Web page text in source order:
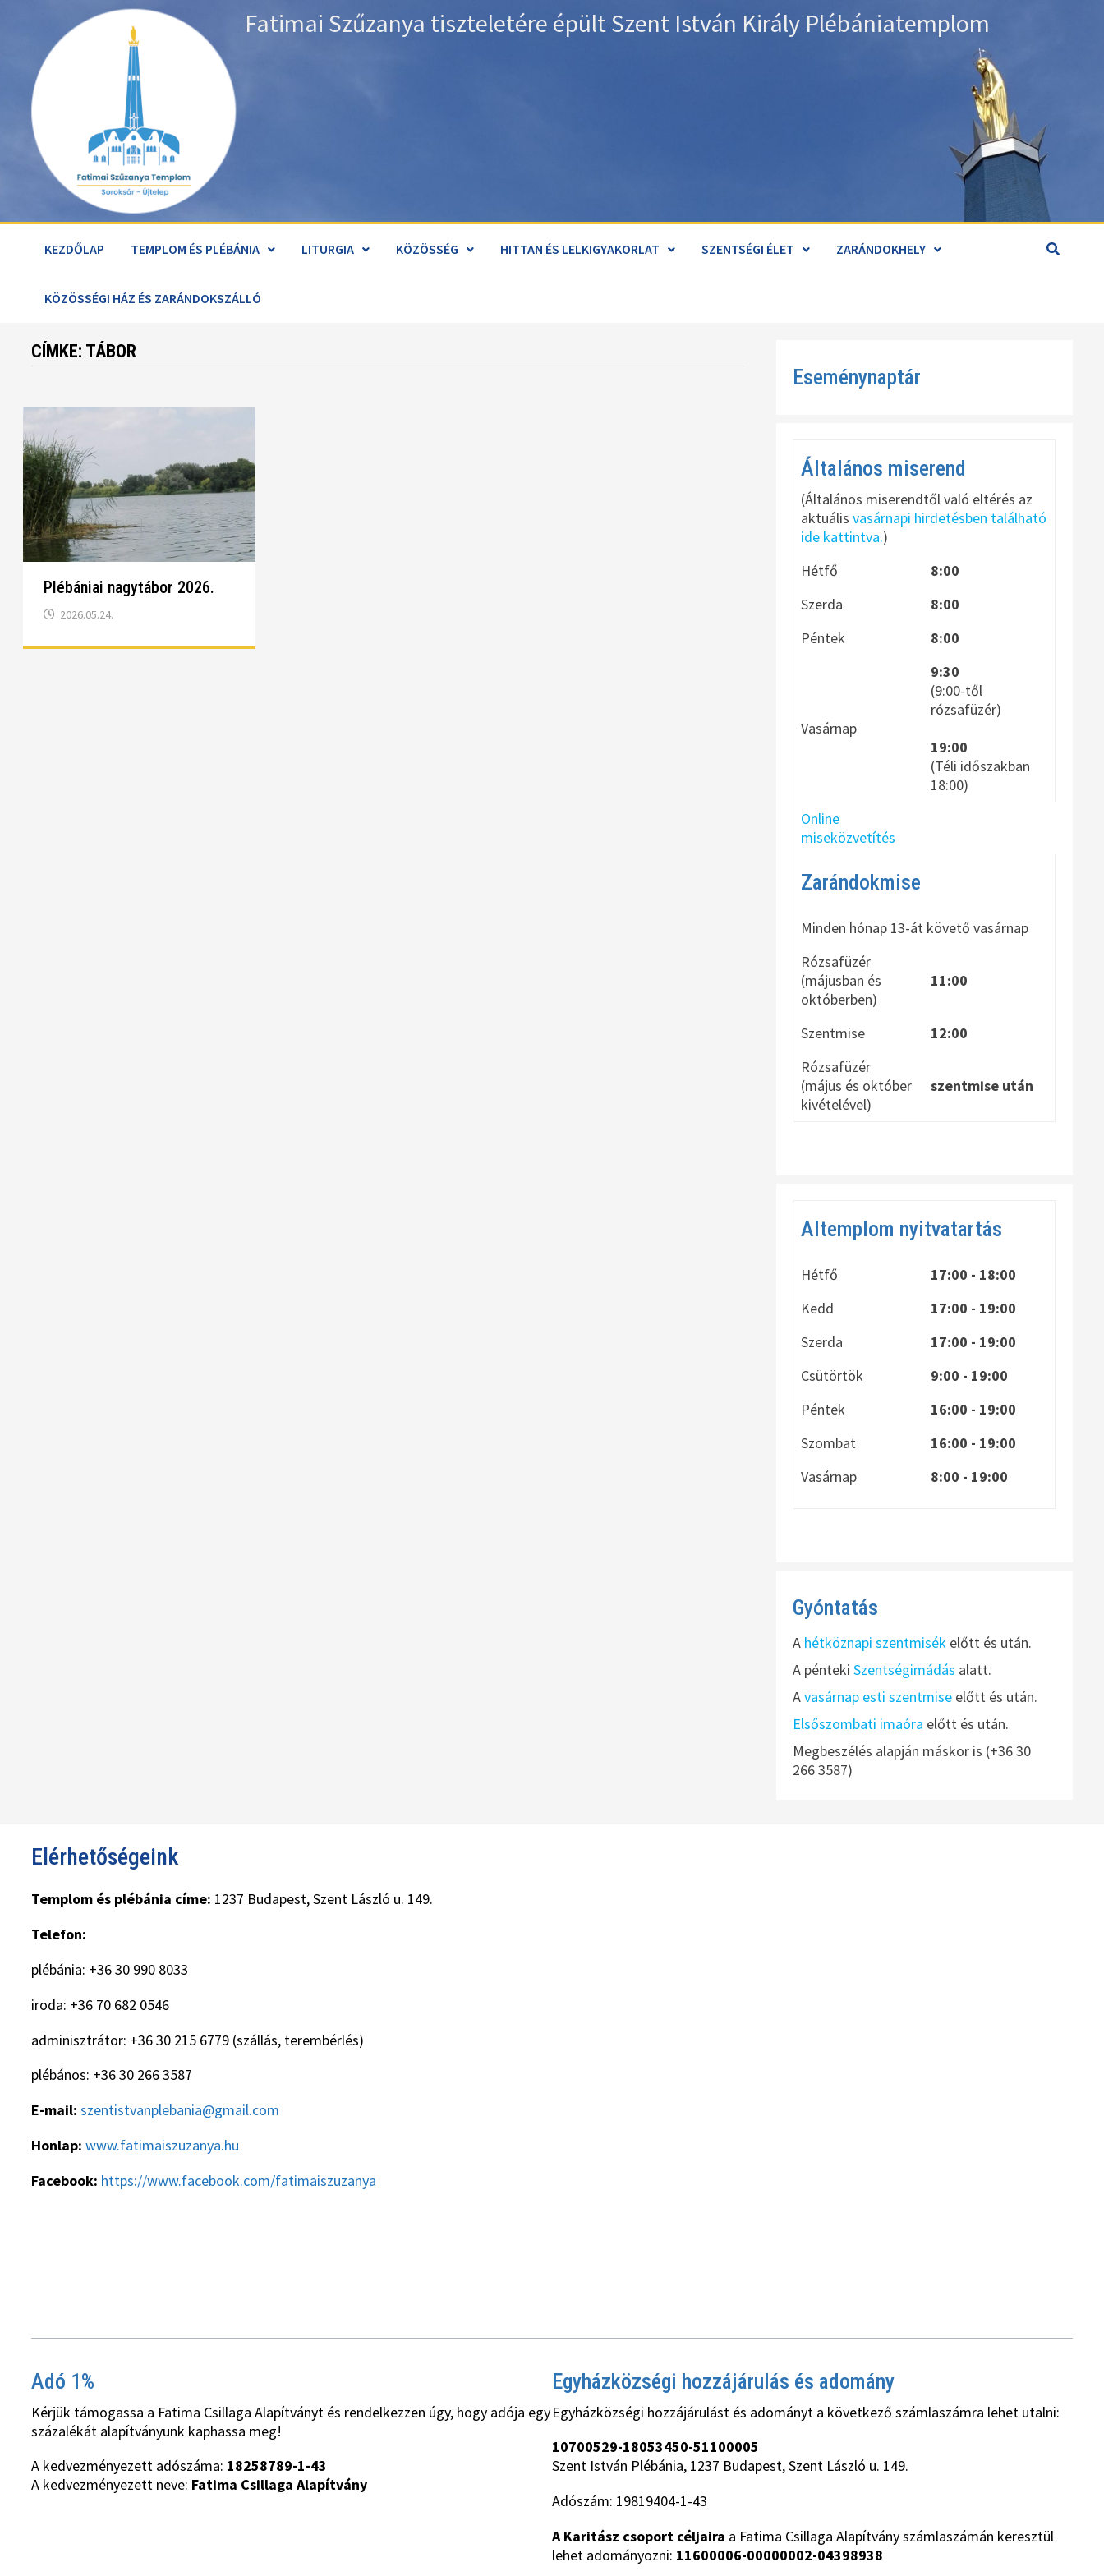
Fatimai Szűzanya tiszteletére épült Szent István Király Plébániatemplom
KEZDŐLAP TEMPLOM ÉS PLÉBÁNIA LITURGIA KÖZÖSSÉG HITTAN ÉS LELKIGYAKORLAT SZENTSÉGI ÉLET ZARÁNDOKHELY
KÖZÖSSÉGI HÁZ ÉS ZARÁNDOKSZÁLLÓ
CÍMKE: TÁBOR
Plébániai nagytábor 2026.
2026.05.24.
Eseménynaptár
Általános miserend
(Általános miserendtől való eltérés az
aktuálisvasárnapi hirdetésben található
ide kattintva.)
Hétfő
8:00
Szerda
8:00
Péntek
8:00
Vasárnap
9:30
(9:00-től
rózsafüzér)
19:00
(Téli időszakban
18:00)
Online
miseközvetítés
Zarándokmise
Minden hónap 13-át követő vasárnap
Rózsafüzér
(májusban és
októberben)
11:00
Szentmise
12:00
Rózsafüzér
(május és október
kivételével)
szentmise után
Altemplom nyitvatartás
Hétfő
17:00 - 18:00
Kedd
17:00 - 19:00
Szerda
17:00 - 19:00
Csütörtök
9:00 - 19:00
Péntek
16:00 - 19:00
Szombat
16:00 - 19:00
Vasárnap
8:00 - 19:00
Gyóntatás
A hétköznapi szentmisék előtt és után.
A péntekiSzentségimádás alatt.
Avasárnap esti szentmise előtt és után.
Elsőszombati imaóra előtt és után.
Megbeszélés alapján máskor is (+36 30
266 3587)
Elérhetőségeink
Templom és plébánia címe: 1237 Budapest, Szent László u. 149.
Telefon:
plébánia: +36 30 990 8033
iroda: +36 70 682 0546
adminisztrátor: +36 30 215 6779 (szállás, terembérlés)
plébános: +36 30 266 3587
E-mail:szentistvanplebania@gmail.com
Honlap: www.fatimaiszuzanya.hu
Facebook: https://www.facebook.com/fatimaiszuzanya
Adó 1%
Kérjük támogassa a Fatima Csillaga Alapítványt és rendelkezzen úgy, hogy adója egy
százalékát alapítványunk kaphassa meg!
A kedvezményezett adószáma: 18258789-1-43
A kedvezményezett neve: Fatima Csillaga Alapítvány
Egyházközségi hozzájárulás és adomány
Egyházközségi hozzájárulást és adományt a következő számlaszámra lehet utalni:
10700529-18053450-51100005
Szent István Plébánia, 1237 Budapest, Szent László u. 149.
Adószám: 19819404-1-43
A Karitász csoport céljaira a Fatima Csillaga Alapítvány számlaszámán keresztül
lehet adományozni: 11600006-00000002-04398938